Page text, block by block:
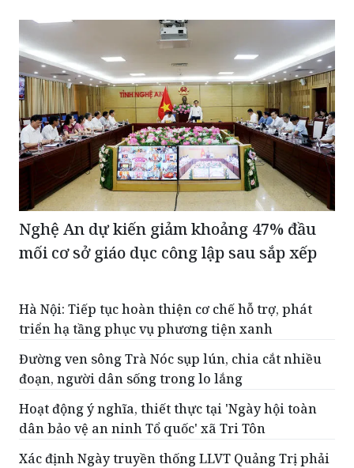
Nghệ An dự kiến giảm khoảng 47% đầu
mối cơ sở giáo dục công lập sau sắp xếp
Hà Nội: Tiếp tục hoàn thiện cơ chế hỗ trợ, phát
triển hạ tầng phục vụ phương tiện xanh
Đường ven sông Trà Nóc sụp lún, chia cắt nhiều
đoạn, người dân sống trong lo lắng
Hoạt động ý nghĩa, thiết thực tại 'Ngày hội toàn
dân bảo vệ an ninh Tổ quốc' xã Tri Tôn
Xác định Ngày truyền thống LLVT Quảng Trị phải